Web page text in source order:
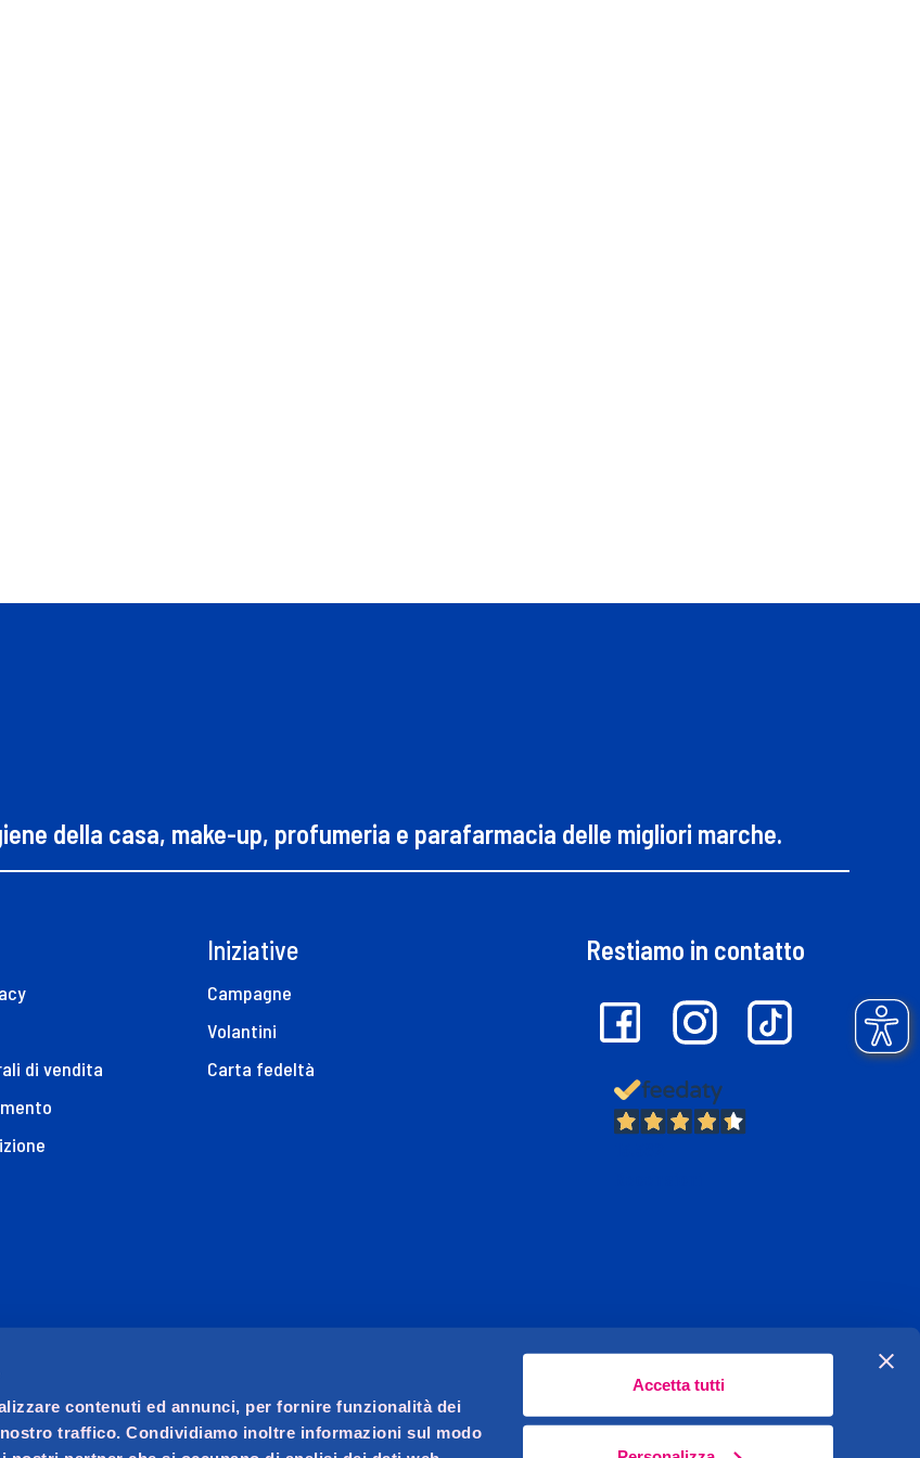
contenuti ed annunci, per fornire funzionalità dei
traffico. Condividiamo inoltre informazioni sul modo
Accetta tutti
della casa, make-up, profumeria e parafarmacia delle migliori marche.
di vendita
Iniziative
Campagne
Volantini
Carta fedeltà
Restiamo in contatto